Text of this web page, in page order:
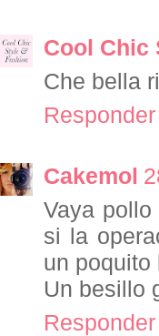
Cool Chic
Che bella
Responder
Cakemol
Vaya pollo
si la
un poquito
Un besillo
Responder